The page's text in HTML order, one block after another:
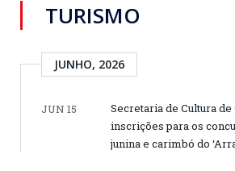
TURISMO
JUNHO, 2026
JUN 15
Secretaria de Cultura de
inscrições para os
junina e carimbó do